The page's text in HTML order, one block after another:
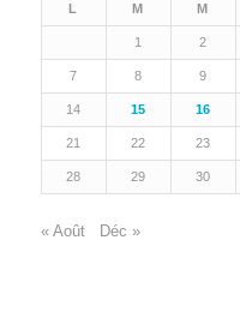
L M M
1 2
7 8 9
14 15 16
21 22 23
28 29 30
« Août Déc »